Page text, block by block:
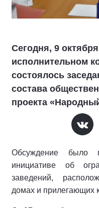
Сегодня, 9
исполнительном
состоялось
состава
проекта
Обсуждение было
инициативе об
заведений,
домах и прилегающих